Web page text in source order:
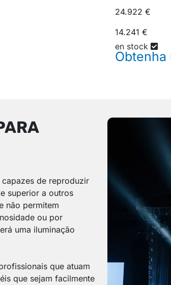
24.922 €
14.241 €
en stock
Obtenha
capazes de reproduzir
superior a outros
não permitem
ou por
uma iluminação
que atuam
que sejam facilmente